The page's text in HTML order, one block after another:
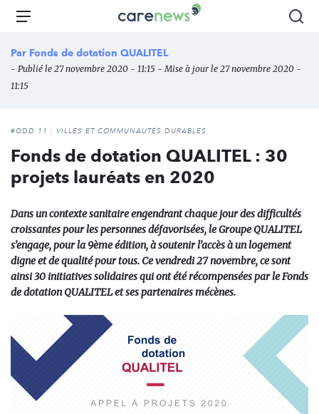
Aller
principal
Carenews,
média
des
Menu
Par Fonds de dotation QUALITEL
- Publié le 27 novembre 2020 - 11:15 - Mise à jour le 27 novembre 2020 -
11:15
#ODD 11 : VILLES ET COMMUNAUTÉS DURABLES
Fonds de dotation QUALITEL : 30
projets lauréats en 2020
Dans un contexte sanitaire engendrant chaque jour des difficultés
croissantes pour les personnes défavorisées, le Groupe QUALITEL
s’engage, pour la 9ème édition, à soutenir l’accès à un logement
digne et de qualité pour tous. Ce vendredi 27 novembre, ce sont
ainsi 30 initiatives solidaires qui ont été récompensées par le Fonds
de dotation QUALITEL et ses partenaires mécènes.